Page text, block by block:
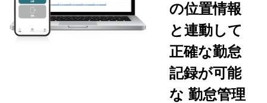
の位置情報
と連動して
正確な勤怠
記録が可能
な 勤怠管理